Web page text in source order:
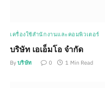
เครื่องใช้สำนักงานและคอมพิวเตอร์
บริษัท เอเอ็มโอ จำกัด
By บริษัท 0 1 Min Read